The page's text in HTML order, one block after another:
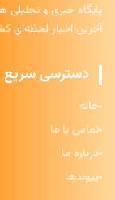
پایگاه خبری و
آخرین اخبار لحظه‌ای
دسترسی سریع
خانه
تماس با ما
درباره ما
پیوندها